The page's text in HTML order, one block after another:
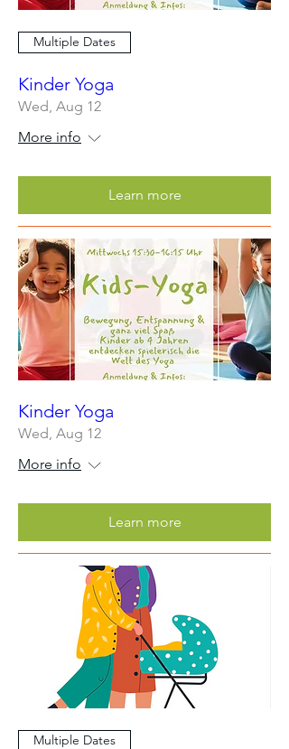
Multiple Dates
Kinder Yoga
Wed, Aug 12
More info
Learn more
Kinder Yoga
Wed, Aug 12
More info
Learn more
Multiple Dates